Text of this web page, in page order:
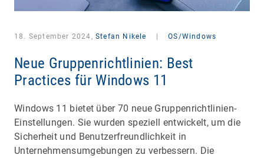
18. September 2024, Stefan Nikele OS/Windows
Neue Gruppenrichtlinien: Best
Practices für Windows 11
Windows 11 bietet über 70 neue Gruppenrichtlinien-
Einstellungen. Sie wurden speziell entwickelt, um die
Sicherheit und Benutzerfreundlichkeit in
Unternehmensumgebungen zu verbessern. Die